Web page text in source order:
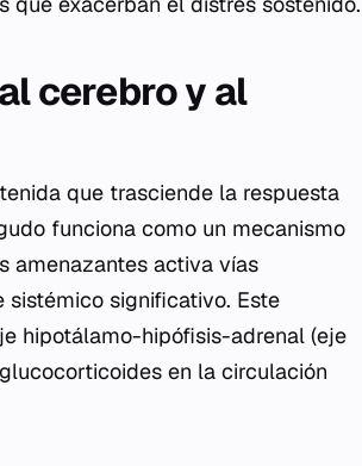
cerebro y al
que trasciende la respuesta
funciona como un mecanismo
amenazantes activa vías
sistémico significativo. Este
hipotálamo-hipófisis-adrenal (eje
en la circulación